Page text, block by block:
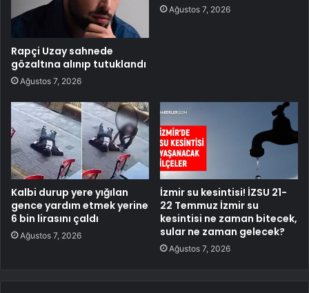
Rapçi Uzay sahnede
gözaltına alınıp tutuklandı
Ağustos 7, 2026
Ağustos 7, 2026
Kalbi durup yere yığılan
gence yardım etmek yerine
6 bin lirasını çaldı
Ağustos 7, 2026
İzmir su kesintisi! İZSU 21-
22 Temmuz İzmir su
kesintisi ne zaman bitecek,
sular ne zaman gelecek?
Ağustos 7, 2026